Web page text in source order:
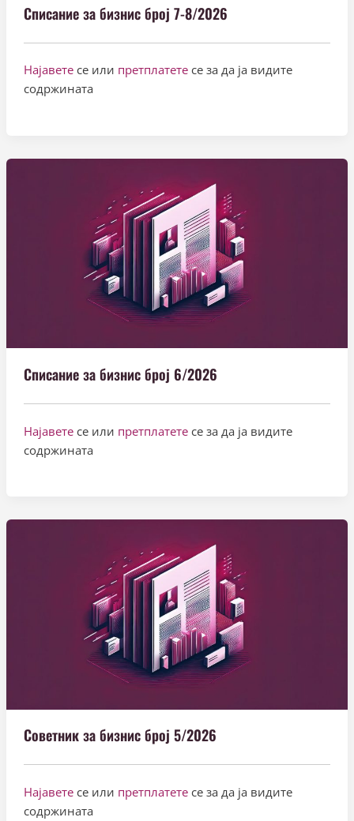
Списание за бизнис број 7-8/2026
Најавете се или претплатетесе за да ја видите
содржината
Списание за бизнис број 6/2026
Најавете се или претплатетесе за да ја видите
содржината
Советник за бизнис број 5/2026
Најавете се или претплатетесе за да ја видите
содржината